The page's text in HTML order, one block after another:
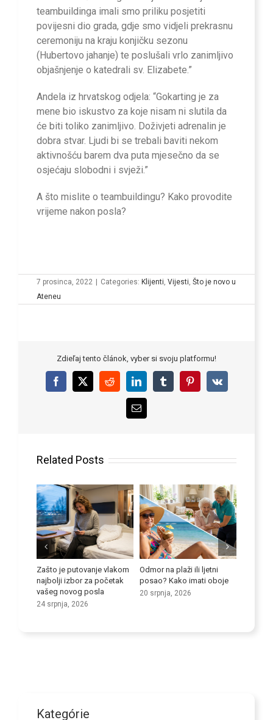
teambuildinga imali smo priliku posjetiti
povijesni dio grada, gdje smo vidjeli prekrasnu
ceremoniju na kraju konjičku sezonu
(Hubertovo jahanje) te poslušali vrlo zanimljivo
objašnjenje o katedrali sv. Elizabete.”
Andela iz hrvatskog odjela: “Gokarting je za
mene bio iskustvo za koje nisam ni slutila da
će biti toliko zanimljivo. Doživjeti adrenalin je
dobra stvar. Ljudi bi se trebali baviti nekom
aktivnošću barem dva puta mjesečno da se
osjećaju slobodni i svježi.”
A što mislite o teambuildingu? Kako provodite
vrijeme nakon posla?
7 prosinca, 2022 | Categories: Klijenti Vijesti Što je novo u
Ateneu
Zdieľaj tento článok, vyber si svoju platformu!
Facebook
X RedditLinkedInTumblrPinterest
Vk
Email
Related Posts
Poboljšajte svoje jezične
vještine
9 srpnja, 2026
Maksimiziranje potencijala
prijevozničkih tvrtki u skrbi
25 lipnja, 2026